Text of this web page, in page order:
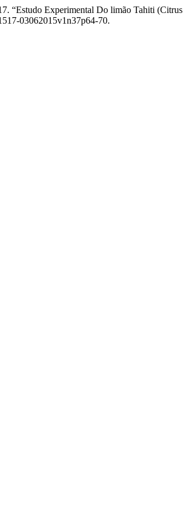
“Estudo Experimental Do limão Tahiti (Citrus
03062015v1n37p64-70.